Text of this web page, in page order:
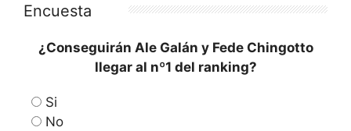
Encuesta
¿Conseguirán Ale Galán y Fede Chingotto
llegar al nº1 del ranking?
Si
No